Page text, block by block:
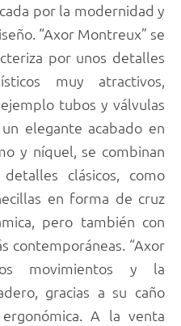
por la modernidad y
“Axor Montreux” se
por unos detalles
muy atractivos,
tubos y válvulas
elegante acabado en
y níquel, se combinan
detalles clásicos, como
en forma de cruz
pero también con
contemporáneas. “Axor
movimientos y la
gracias a su caño
A la venta